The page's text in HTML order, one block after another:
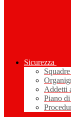
Sicurezza
Addetti
Piano